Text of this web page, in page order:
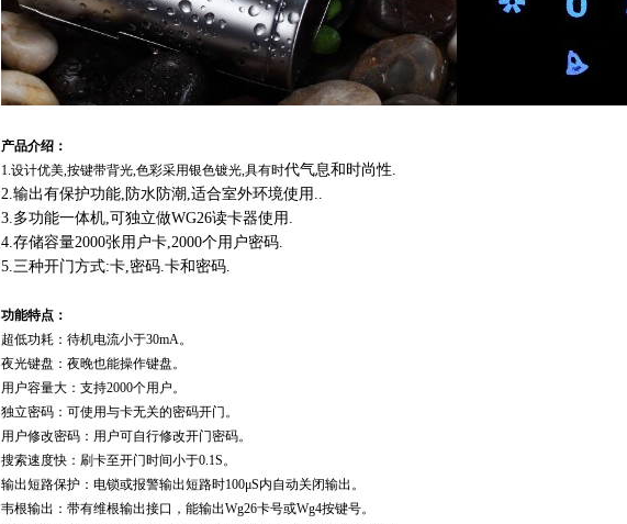
产品介绍：
1.设计优美,按键带背光,色彩采用银色镀光,具有时代气息和时尚性.
2.输出有保护功能,防水防潮,适合室外环境使用..
3.多功能一体机,可独立做WG26读卡器使用.
4.存储容量2000张用户卡,2000个用户密码.
5.三种开门方式:卡,密码.卡和密码.
功能特点：
超低功耗：待机电流小于30mA。
夜光键盘：夜晚也能操作键盘。
用户容量大：支持2000个用户。
独立密码：可使用与卡无关的密码开门。
用户修改密码：用户可自行修改开门密码。
搜索速度快：刷卡至开门时间小于0.1S。
输出短路保护：电锁或报警输出短路时100μS内自动关闭输出。
韦根输出：带有维根输出接口，能输出Wg26卡号或Wg4按键号。